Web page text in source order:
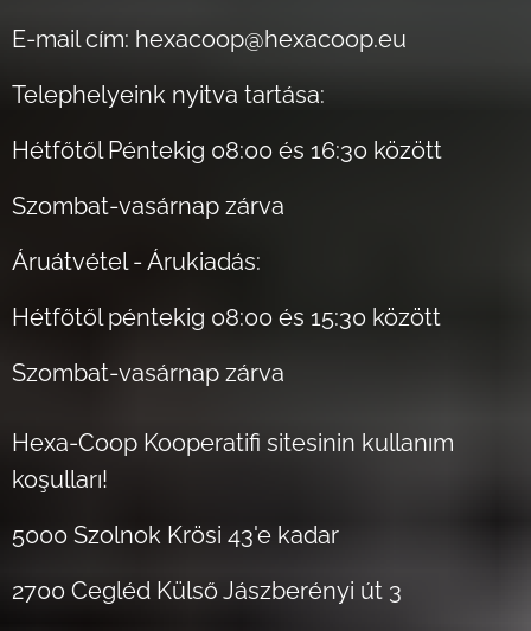
E-mail cím: hexacoop@hexacoop.eu
Telephelyeink nyitva tartása:
Hétfőtől Péntekig 08:00 és 16:30 között
Szombat-vasárnap zárva
Áruátvétel - Árukiadás:
Hétfőtől péntekig 08:00 és 15:30 között
Szombat-vasárnap zárva
Hexa-Coop Kooperatifi sitesinin kullanım
koşulları!
5000 Szolnok Krösi 43'e kadar
2700 Cegléd Külső Jászberényi út 3